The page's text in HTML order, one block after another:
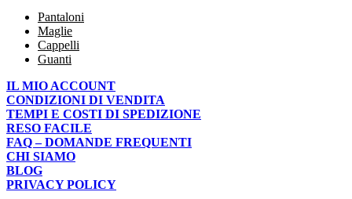
Pantaloni
Maglie
Cappelli
Guanti
IL MIO ACCOUNT
CONDIZIONI DI VENDITA
TEMPI E COSTI DI SPEDIZIONE
RESO FACILE
FAQ – DOMANDE FREQUENTI
CHI SIAMO
BLOG
PRIVACY POLICY